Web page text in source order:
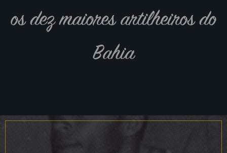
os dez maiores artilheiros do
Bahia